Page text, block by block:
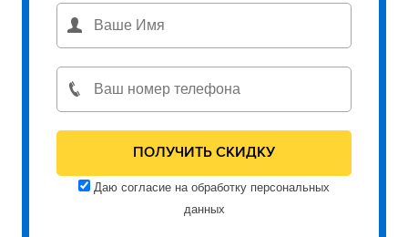
Даю согласие на обработку персональных
данных